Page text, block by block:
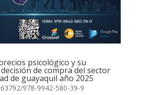
psicológico y su
de compra del sector
de guayaquil año 2025
978-9942-580-39-9